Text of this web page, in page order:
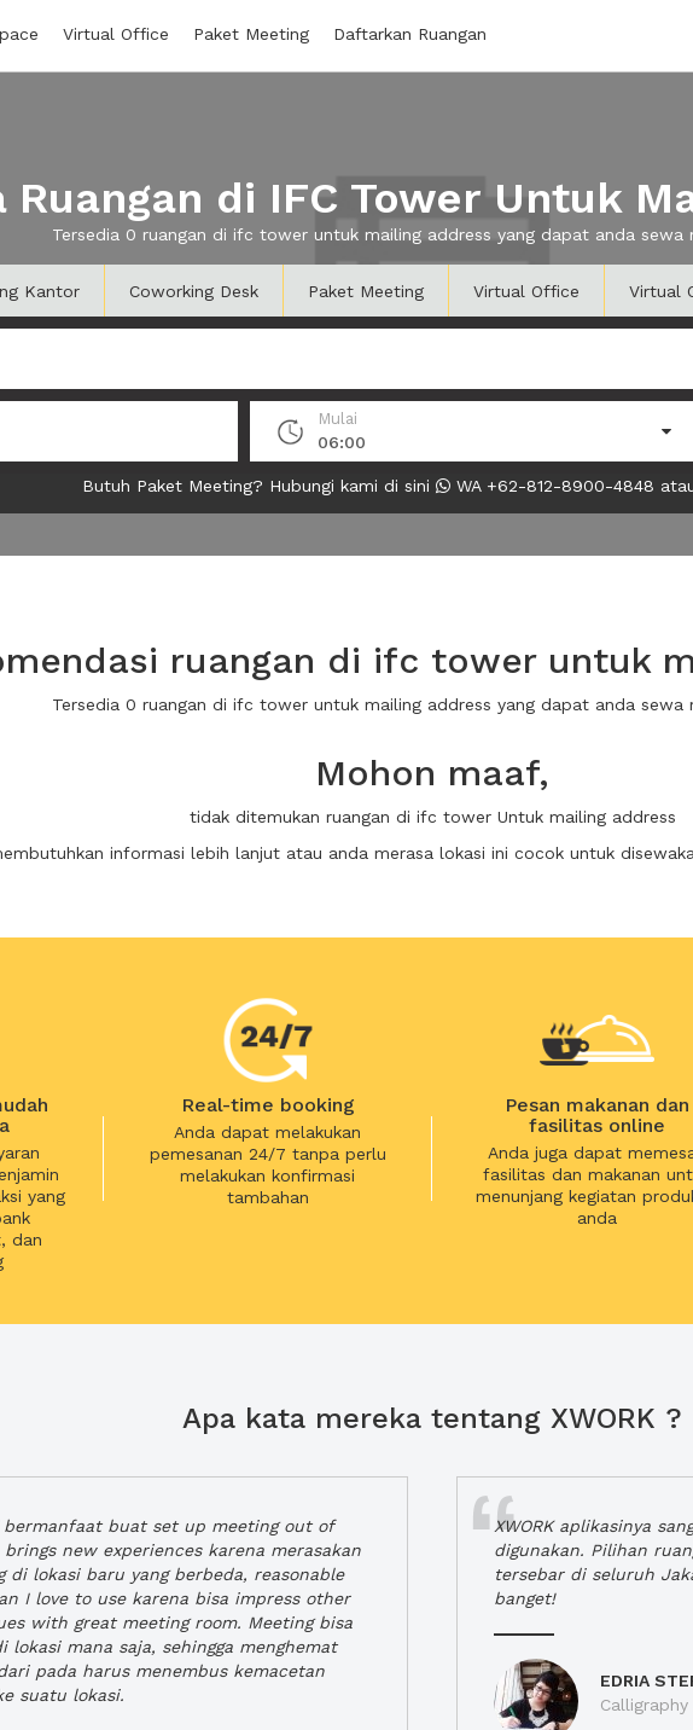
Virtual Office Paket Meeting Daftarkan Ruangan
Ruangan di IFC Tower Untuk
Tersedia 0 ruangan di ifc tower untuk mailing address yang dapat anda sewa
Kantor Coworking Desk Paket Meeting Virtual Office Virtual
Mulai
06:00
Butuh Paket Meeting? Hubungi kami di sini WA +62-812-8900-4848
ruangan di ifc tower untuk
Tersedia 0 ruangan di ifc tower untuk mailing address yang dapat anda sewa
Mohon maaf,
tidak ditemukan ruangan di ifc tower Untuk mailing address
informasi lebih lanjut atau anda merasa lokasi ini cocok untuk
yang
dan
Real-time booking
Anda dapat melakukan
pemesanan 24/7 tanpa perlu
melakukan konfirmasi
tambahan
Pesan makanan dan
fasilitas online
Anda juga dapat
fasilitas dan makanan
menunjang kegiatan
anda
Apa kata mereka tentang XWORK ?
bermanfaat buat set up meeting out of
new experiences karena merasakan
di lokasi baru yang berbeda, reasonable
I love to use karena bisa impress other
with great meeting room. Meeting bisa
lokasi mana saja, sehingga menghemat
pada harus menembus kemacetan
suatu lokasi.
XWORK aplikasinya
digunakan. Pilihan
tersebar di seluruh
banget!
EDRIA